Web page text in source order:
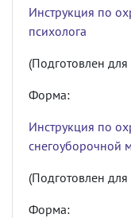
Инструкция по
психолога
(Подготовлен
Форма:
Инструкция по
снегоуборочной
(Подготовлен
Форма: